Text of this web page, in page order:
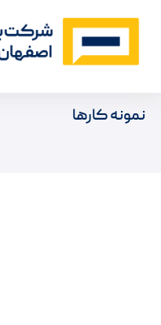
نمونه کارها